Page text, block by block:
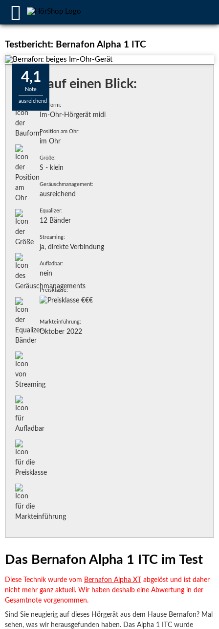
Testbericht: Bernafon Alpha 1 ITC
4,1
Note
ausreichend
Das Bernafon Alpha 1 ITC im Test
Diese Technik wurde vom Bernafon Alpha XT
abgelöst und ist daher
nicht mehr ganz aktuell. Wir haben deshalb eine Abwertung in der
Gesamtnote vorgenommen.
Sind Sie neugierig auf dieses Hörgerät aus dem Hause Bernafon? Mal
sehen, was wir herausgefunden haben. Das Alpha 1 ITC wurde
Alles auf einen Blick:
Bauform:
Im-Ohr-Hörgerät midi
Position am Ohr:
im Ohr
Größe:
S - klein
Geräuschmanagement:
ausreichend
Equalizer:
12 Bänder
Streaming:
ja, direkte Verbindung
Aufladbar:
nein
Preisklasse:
Markteinführung:
Oktober 2022